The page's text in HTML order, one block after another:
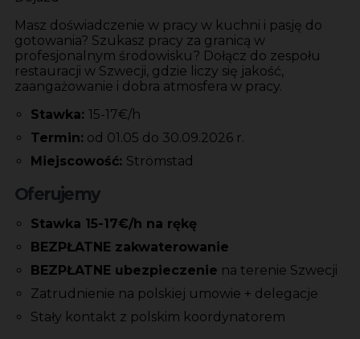
Masz doświadczenie w pracy w kuchni i pasję do
gotowania? Szukasz pracy za granicą w
profesjonalnym środowisku? Dołącz do zespołu
restauracji w Szwecji, gdzie liczy się jakość,
zaangażowanie i dobra atmosfera w pracy.
Stawka: 15-17€/h
Termin: od 01.05 do 30.09.2026 r.
Miejscowość: Strömstad
Oferujemy
Stawka 15-17€/h na rękę
BEZPŁATNE zakwaterowanie
BEZPŁATNE ubezpieczenie na terenie Szwecji
Zatrudnienie na polskiej umowie + delegacje
Stały kontakt z polskim koordynatorem